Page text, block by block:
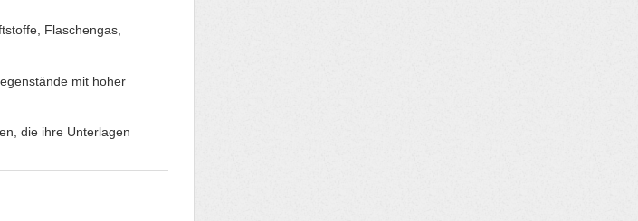
Flaschengas,
mit hoher
die ihre Unterlagen